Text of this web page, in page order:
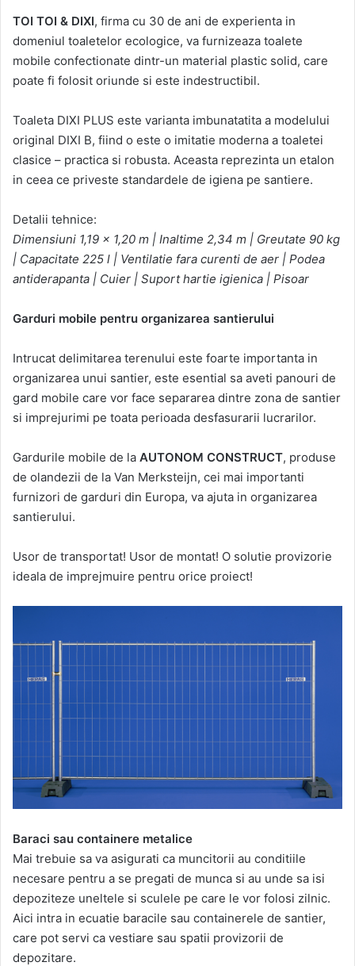
TOI TOI & DIXI, firma cu 30 de ani de experienta in
domeniul toaletelor ecologice, va furnizeaza toalete
mobile confectionate dintr-un material plastic solid, care
poate fi folosit oriunde si este indestructibil.
Toaleta DIXI PLUS este varianta imbunatatita a modelului
original DIXI B, fiind o este o imitatie moderna a toaletei
clasice – practica si robusta. Aceasta reprezinta un etalon
in ceea ce priveste standardele de igiena pe santiere.
Detalii tehnice:
Dimensiuni 1,19 x 1,20 m | Inaltime 2,34 m | Greutate 90 kg
| Capacitate 225 l | Ventilatie fara curenti de aer | Podea
antiderapanta | Cuier | Suport hartie igienica | Pisoar
Garduri mobile pentru organizarea santierului
Intrucat delimitarea terenului este foarte importanta in
organizarea unui santier, este esential sa aveti panouri de
gard mobile care vor face separarea dintre zona de santier
si imprejurimi pe toata perioada desfasurarii lucrarilor.
Gardurile mobile de la AUTONOM CONSTRUCT, produse
de olandezii de la Van Merksteijn, cei mai importanti
furnizori de garduri din Europa, va ajuta in organizarea
santierului.
Usor de transportat! Usor de montat! O solutie provizorie
ideala de imprejmuire pentru orice proiect!
Baraci sau containere metalice
Mai trebuie sa va asigurati ca muncitorii au conditiile
necesare pentru a se pregati de munca si au unde sa isi
depoziteze uneltele si sculele pe care le vor folosi zilnic.
Aici intra in ecuatie baracile sau containerele de santier,
care pot servi ca vestiare sau spatii provizorii de
depozitare.